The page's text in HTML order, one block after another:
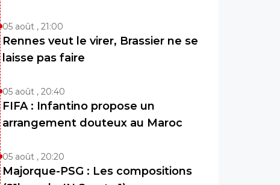
05 août , 21:00
Rennes veut le virer, Brassier ne se
laisse pas faire
05 août , 20:40
FIFA : Infantino propose un
arrangement douteux au Maroc
05 août , 20:20
Majorque-PSG : Les compositions